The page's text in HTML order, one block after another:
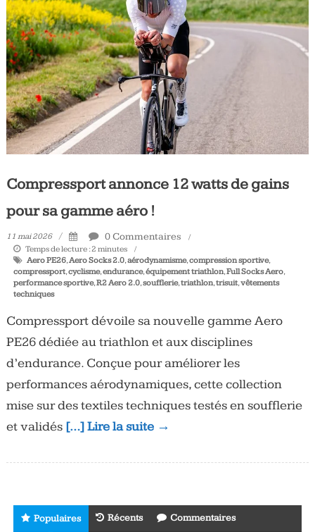
Tous
les
jours,
votre
actualité
vélo
et
triathlon
Compressport annonce 12 watts de gains
pour sa gamme aéro !
11 mai 2026 0 Commentaires
Temps de lecture :2 minutes
Aero PE26,Aero Socks 2.0,aérodynamisme,compression sportive,
compressport,cyclisme,endurance,équipement triathlon,Full Socks Aero,
performance sportive,R2 Aero 2.0,soufflerie,triathlon,trisuit,vêtements
techniques
Compressport dévoile sa nouvelle gamme Aero
PE26 dédiée au triathlon et aux disciplines
d’endurance. Conçue pour améliorer les
performances aérodynamiques, cette collection
mise sur des textiles techniques testés en soufflerie
et validés […] Lire la suite →
Populaires Récents Commentaires